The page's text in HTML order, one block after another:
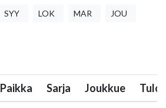
SYY LOK MAR JOU
Paikka Sarja Joukkue Tulos